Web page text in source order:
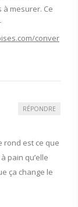
mesurer. Ce
conver
rond est ce que
pain qu’elle
ça change le
RÉPONDRE